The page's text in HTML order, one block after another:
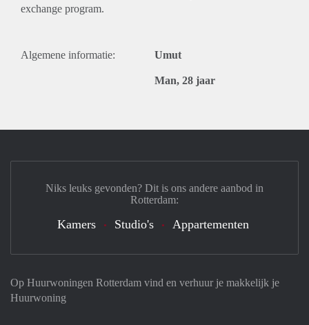
exchange program.
Algemene informatie: Umut
Man, 28 jaar
Op Huurwoningen Rotterdam vind en verhuur je makkelijk je
Huurwoning
Niks leuks gevonden? Dit is ons andere aanbod in
Rotterdam:
Kamers Studio's Appartementen